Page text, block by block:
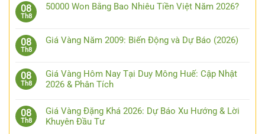
08
Th8
50000 Won Bằng Bao Nhiêu Tiền Việt Năm 2026?
08
Th8
Giá Vàng Năm 2009: Biến Động và Dự Báo (2026)
08
Th8
Giá Vàng Hôm Nay Tại Duy Mông Huế: Cập Nhật
2026 & Phân Tích
08
Th8
Giá Vàng Đặng Khá 2026: Dự Báo Xu Hướng & Lời
Khuyên Đầu Tư